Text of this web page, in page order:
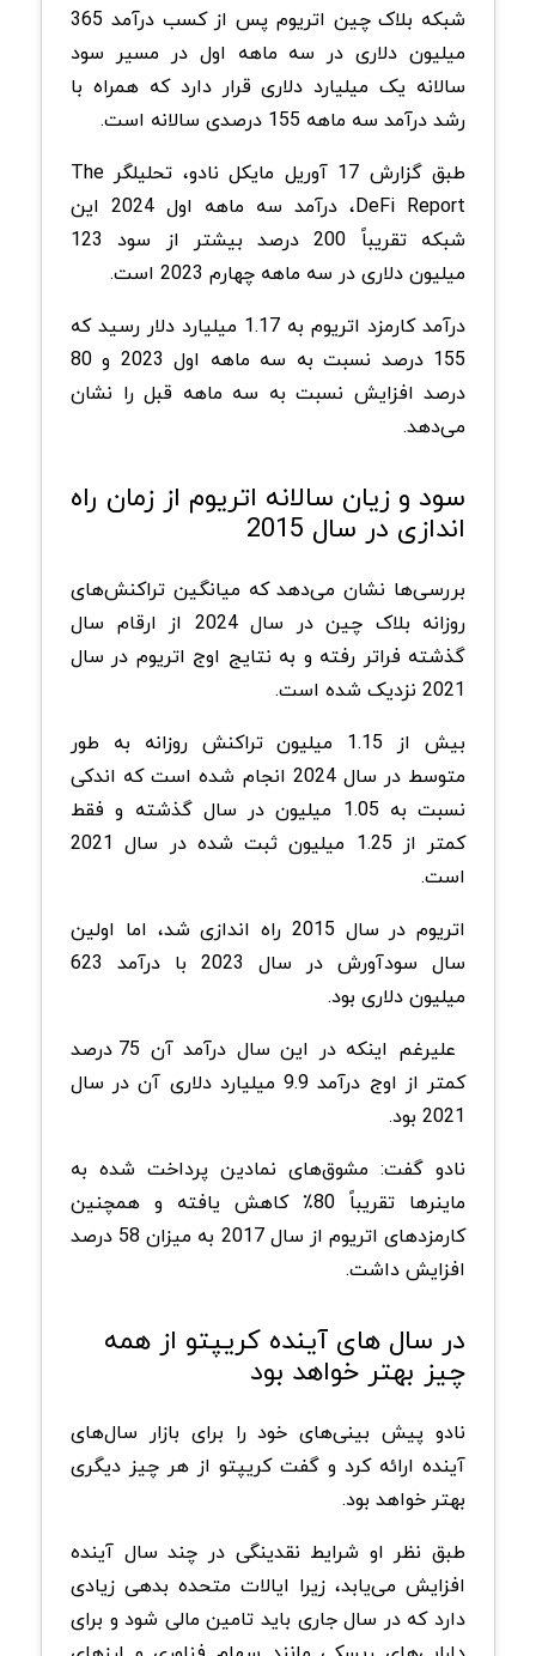
شبکه بلاک چین اتریوم پس از کسب درآمد 365
میلیون دلاری در سه ماهه اول در مسیر سود
سالانه یک میلیارد دلاری قرار دارد که همراه با
رشد درآمد سه ماهه 155 درصدی سالانه است.
طبق گزارش 17 آوریل مایکل نادو، تحلیلگر The
DeFi Report، درآمد سه ماهه اول 2024 این
شبکه تقریباً 200 درصد بیشتر از سود 123
میلیون دلاری در سه ماهه چهارم 2023 است.
درآمد کارمزد اتریوم به 1.17 میلیارد دلار رسید که
155 درصد نسبت به سه ماهه اول 2023 و 80
درصد افزایش نسبت به سه ماهه قبل را نشان
می‌دهد.
سود و زیان سالانه اتریوم از زمان راه
اندازی در سال 2015
بررسی‌ها نشان می‌دهد که میانگین تراکنش‌های
روزانه بلاک چین در سال 2024 از ارقام سال
گذشته فراتر رفته و به نتایج اوج اتریوم در سال
2021 نزدیک شده است.
بیش از 1.15 میلیون تراکنش روزانه به طور
متوسط در سال 2024 انجام شده است که اندکی
نسبت به 1.05 میلیون در سال گذشته و فقط
کمتر از 1.25 میلیون ثبت شده در سال 2021
است.
اتریوم در سال 2015 راه اندازی شد، اما اولین
سال سودآورش در سال 2023 با درآمد 623
میلیون دلاری بود.
علیرغم اینکه در این سال درآمد آن 75 درصد
کمتر از اوج درآمد 9.9 میلیارد دلاری آن در سال
2021 بود.
نادو گفت: مشوق‌های نمادین پرداخت شده به
ماینرها تقریباً 80٪ کاهش یافته و همچنین
کارمزدهای اتریوم از سال 2017 به میزان 58 درصد
افزایش داشت.
در سال های آینده کریپتو از همه
چیز بهتر خواهد بود
نادو پیش‌ بینی‌های خود را برای بازار سال‌های
آینده ارائه کرد و گفت کریپتو از هر چیز دیگری
بهتر خواهد بود.
طبق نظر او شرایط نقدینگی در چند سال آینده
افزایش می‌یابد، زیرا ایالات متحده بدهی زیادی
دارد که در سال جاری باید تامین مالی شود و برای